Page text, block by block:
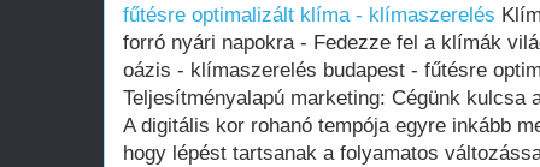
fűtésre optimalizált klíma - klímaszerelés
forró nyári napokra - Fedezze fel a klímák
oázis - klímaszerelés budapest - fűtésre
Teljesítményalapú marketing: Cégünk kulcsa
A digitális kor rohanó tempója egyre inkább
hogy lépést tartsanak a folyamatos